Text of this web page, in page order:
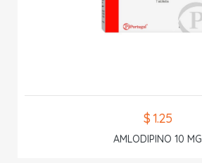
$ 1.25
AMLODIPINO 10 MG